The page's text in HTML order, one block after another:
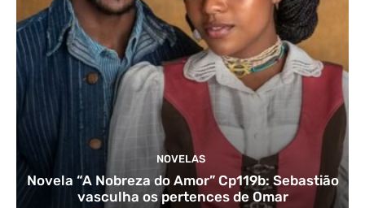
NOVELAS
Novela “A Nobreza do Amor” Cp119b: Sebastião
vasculha os pertences de Omar